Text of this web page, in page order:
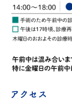
アクセス